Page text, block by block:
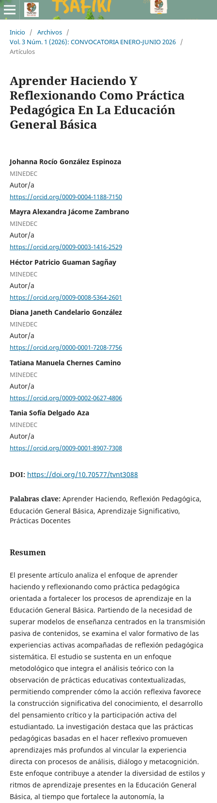
Inicio / Archivos /
Vol. 3 Núm. 1 (2026): CONVOCATORIA ENERO-JUNIO 2026 /
Artículos
Aprender Haciendo Y
Reflexionando Como Práctica
Pedagógica En La Educación
General Básica
Johanna Rocío González Espinoza
MINEDEC
Autor/a
https://orcid.org/0009-0004-1188-7150
Mayra Alexandra Jácome Zambrano
MINEDEC
Autor/a
https://orcid.org/0009-0003-1416-2529
Héctor Patricio Guaman Sagñay
MINEDEC
Autor/a
https://orcid.org/0009-0008-5364-2601
Diana Janeth Candelario González
MINEDEC
Autor/a
https://orcid.org/0000-0001-7208-7756
Tatiana Manuela Chernes Camino
MINEDEC
Autor/a
https://orcid.org/0009-0002-0627-4806
Tania Sofía Delgado Aza
MINEDEC
Autor/a
https://orcid.org/0009-0001-8907-7308
DOI: https://doi.org/10.70577/tvnt3088
Palabras clave: Aprender Haciendo, Reflexión Pedagógica,
Educación General Básica, Aprendizaje Significativo,
Prácticas Docentes
Resumen
El presente artículo analiza el enfoque de aprender
haciendo y reflexionando como práctica pedagógica
orientada a fortalecer los procesos de aprendizaje en la
Educación General Básica. Partiendo de la necesidad de
superar modelos de enseñanza centrados en la transmisión
pasiva de contenidos, se examina el valor formativo de las
experiencias activas acompañadas de reflexión pedagógica
sistemática. El estudio se sustenta en un enfoque
metodológico que integra el análisis teórico con la
observación de prácticas educativas contextualizadas,
permitiendo comprender cómo la acción reflexiva favorece
la construcción significativa del conocimiento, el desarrollo
del pensamiento crítico y la participación activa del
estudiantado. La investigación destaca que las prácticas
pedagógicas basadas en el hacer reflexivo promueven
aprendizajes más profundos al vincular la experiencia
directa con procesos de análisis, diálogo y metacognición.
Este enfoque contribuye a atender la diversidad de estilos y
ritmos de aprendizaje presentes en la Educación General
Básica, al tiempo que fortalece la autonomía, la